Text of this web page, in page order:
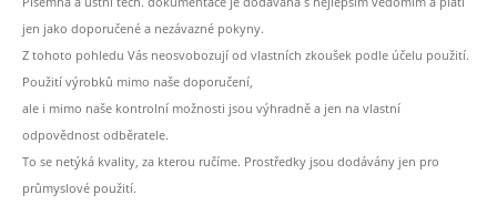
jen jako doporučené a nezávazné pokyny.
Z tohoto pohledu Vás neosvobozují od vlastních zkoušek podle účelu použití.
Použití výrobků mimo naše doporučení,
ale i mimo naše kontrolní možnosti jsou výhradně a jen na vlastní
odpovědnost odběratele.
To se netýká kvality, za kterou ručíme. Prostředky jsou dodávány jen pro
průmyslové použití.